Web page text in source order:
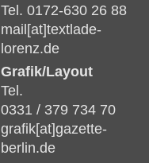
Tel. 0172-630 26 88
mail[at]textlade-
lorenz.de
Grafik/Layout
Tel.
0331 / 379 734 70
grafik[at]gazette-
berlin.de